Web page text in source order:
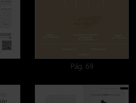
Pág. 69